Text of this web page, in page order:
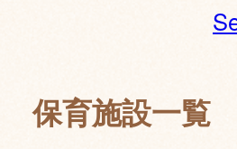
保育施設一覧